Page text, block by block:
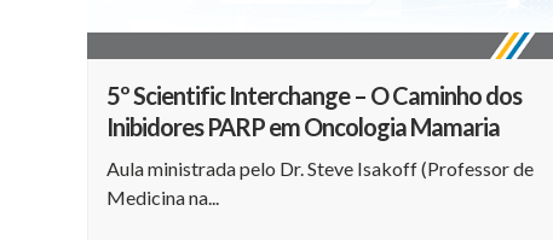
5º Scientific Interchange – O Caminho dos
Inibidores PARP em Oncologia Mamaria
Aula ministrada pelo Dr. Steve Isakoff (Professor de
Medicina na...